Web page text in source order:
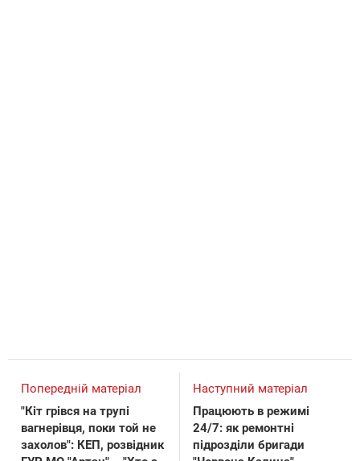
Попередній матеріал
"Кіт грівся на трупі
вагнерівця, поки той не
захолов": КЕП, розвідник
Наступний матеріал
Працюють в режимі
24/7: як ремонтні
підрозділи бригади